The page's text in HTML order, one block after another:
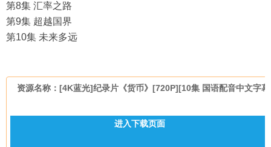
第8集 汇率之路
第9集 超越国界
第10集 未来多远
资源名称：[4K蓝光]纪录片《货币》[720P][10集 国语配音中文字
进入下载页面